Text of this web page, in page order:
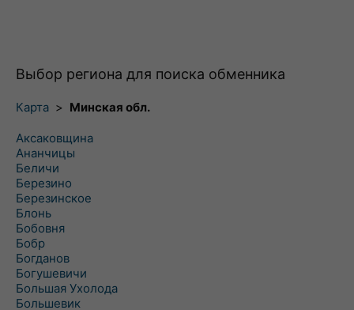
Выбор региона для поиска обменника
Карта > Минская обл.
Аксаковщина
Ананчицы
Беличи
Березино
Березинское
Блонь
Бобовня
Бобр
Богданов
Богушевичи
Большая Ухолода
Большевик